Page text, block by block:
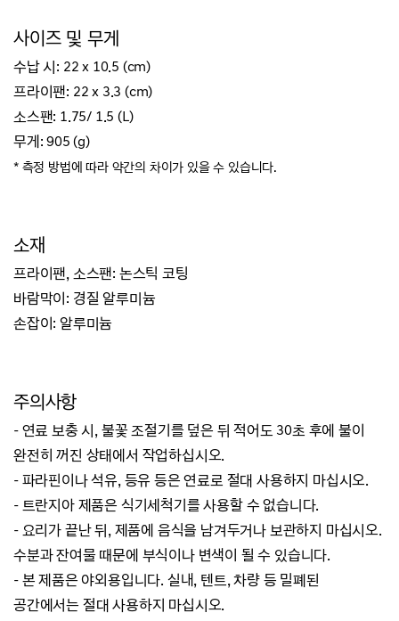
사이즈 및 무게
수납 시: 22 x 10.5 (cm)
프라이팬: 22 x 3.3 (cm)
소스팬: 1.75/ 1.5 (L)
무게: 905 (g)
* 측정 방법에 따라 약간의 차이가 있을 수 있습니다.
소재
프라이팬, 소스팬: 논스틱 코팅
바람막이: 경질 알루미늄
손잡이: 알루미늄
주의사항
- 연료 보충 시, 불꽃 조절기를 덮은 뒤 적어도 30초 후에 불이
완전히 꺼진 상태에서 작업하십시오.
- 파라핀이나 석유, 등유 등은 연료로 절대 사용하지 마십시오.
- 트란지아 제품은 식기세척기를 사용할 수 없습니다.
- 요리가 끝난 뒤, 제품에 음식을 남겨두거나 보관하지 마십시오.
수분과 잔여물 때문에 부식이나 변색이 될 수 있습니다.
- 본 제품은 야외용입니다. 실내, 텐트, 차량 등 밀폐된
공간에서는 절대 사용하지 마십시오.